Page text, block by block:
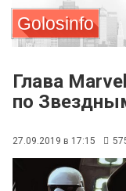
Golosinfo
Глава
по
27.09.2019 в 17:15